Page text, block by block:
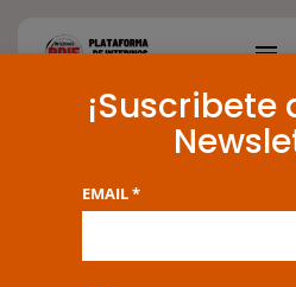
Galicia – Foros
¡Suscribete
EMAIL *